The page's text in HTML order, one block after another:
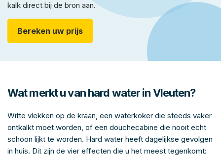
kalk direct bij de bron aan.
Bereken uw prijs
Wat merkt u van hard water in Vleuten?
Witte vlekken op de kraan, een waterkoker die steeds vaker
ontkalkt moet worden, of een douchecabine die nooit echt
schoon lijkt te worden. Hard water heeft dagelijkse gevolgen
in huis. Dit zijn de vier effecten die u het meest tegenkomt: